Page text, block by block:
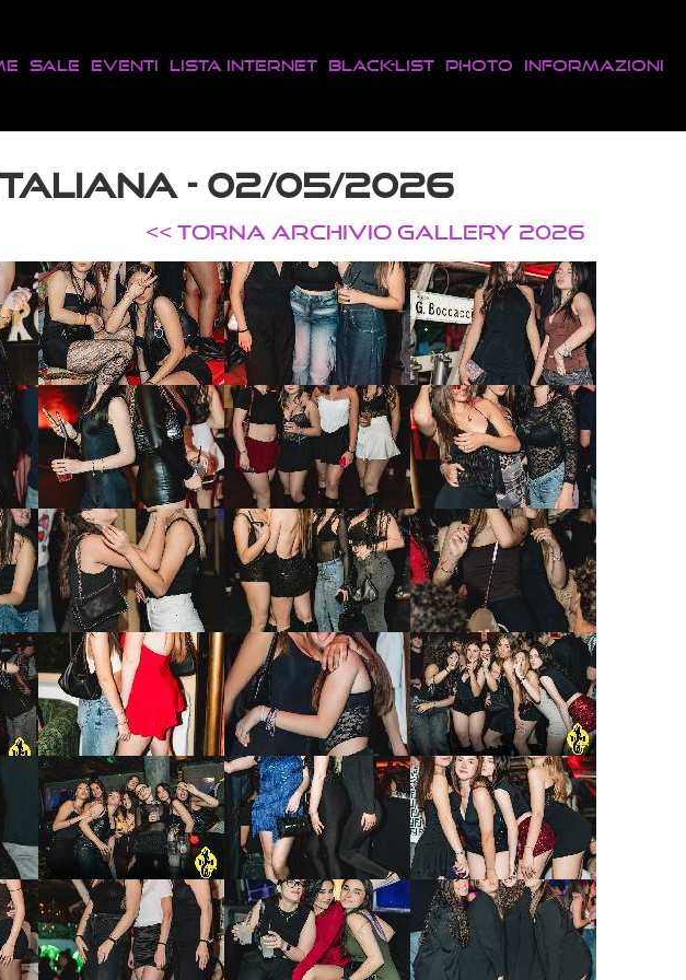
Sale Eventi Lista Internet Black-List Photo Informazioni
- 02/05/2026
<< TORNA ARCHIVIO GALLERY 2026